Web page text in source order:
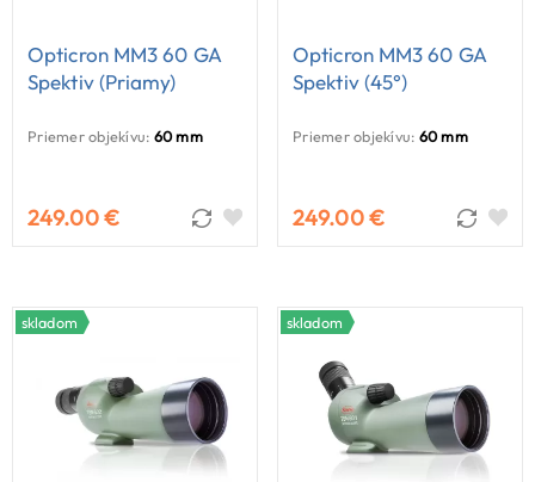
Opticron MM3 60 GA
Spektiv (priamy)
Priemer objekívu: 60 mm
249.00 €
Opticron MM3 60 GA
Spektiv (45°)
Priemer objekívu: 60 mm
249.00 €
skladom skladom